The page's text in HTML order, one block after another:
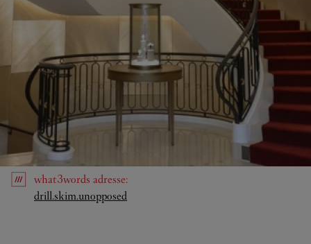
what3words adresse:
drill.skim.unopposed